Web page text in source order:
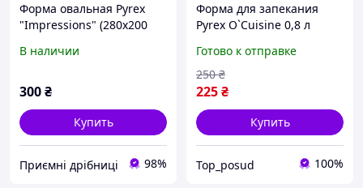
Форма овальная Pyrex
"Impressions" (280х200
В наличии
300₴
Купить
Приємні дрібниці 98%
Форма для запекания
Pyrex O`Cuisine 0,8 л
прямоугольная,
боросиликатное стекло,
термостойкая, духовка,
микроволновка
Готово к отправке
225₴
250 ₴
Купить
Top_posud 100%